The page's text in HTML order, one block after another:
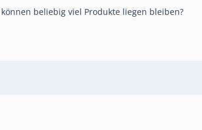
beliebig viel Produkte liegen bleiben?